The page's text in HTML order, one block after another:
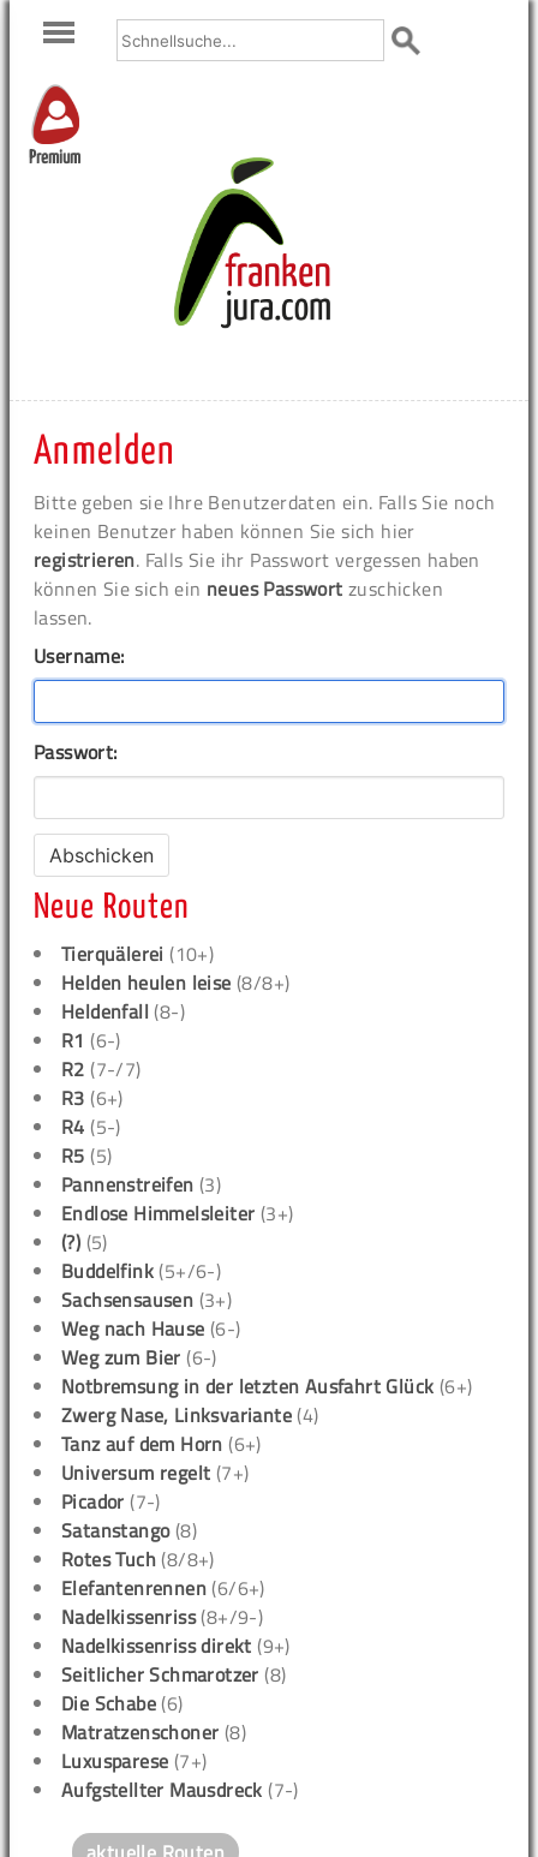
Premium
Anmelden
Bitte geben sie Ihre Benutzerdaten ein. Falls Sie noch
keinen Benutzer haben können Sie sich hier
registrieren. Falls Sie ihr Passwort vergessen haben
können Sie sich ein neues Passwort zuschicken
lassen.
Username:
Passwort:
Neue Routen
Tierquälerei (10+)
Helden heulen leise (8/8+)
Heldenfall (8-)
R1 (6-)
R2 (7-/7)
R3 (6+)
R4 (5-)
R5 (5)
Pannenstreifen (3)
Endlose Himmelsleiter (3+)
(?) (5)
Buddelfink (5+/6-)
Sachsensausen (3+)
Weg nach Hause (6-)
Weg zum Bier (6-)
Notbremsung in der letzten Ausfahrt Glück (6+)
Zwerg Nase, Linksvariante (4)
Tanz auf dem Horn (6+)
Universum regelt (7+)
Picador (7-)
Satanstango(8)
Rotes Tuch (8/8+)
Elefantenrennen (6/6+)
Nadelkissenriss(8+/9-)
Nadelkissenriss direkt (9+)
Seitlicher Schmarotzer (8)
Die Schabe (6)
Matratzenschoner (8)
Luxusparese (7+)
Aufgstellter Mausdreck (7-)